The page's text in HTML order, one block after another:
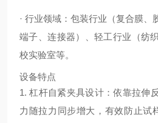
· 行业领域：包装行业（复合膜、
端子、连接器）、轻工行业（纺
校实验室等。
设备特点
1. 杠杆自紧夹具设计：依靠拉伸
力随拉力同步增大，有效防止试